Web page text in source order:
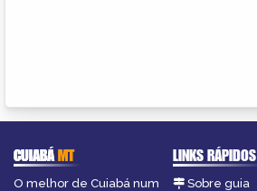
CUIABÁMT
O melhor de Cuiabá num
LINKS RÁPIDOS
Sobre guia